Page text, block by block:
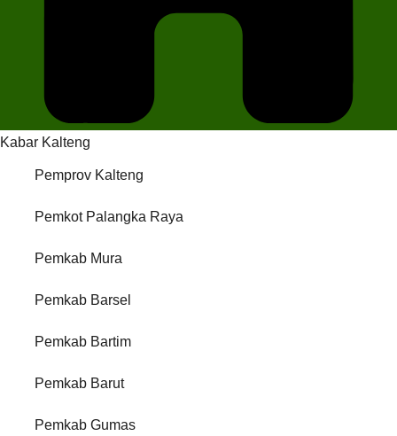
Kabar Kalteng
Pemprov Kalteng
Pemkot Palangka Raya
Pemkab Mura
Pemkab Barsel
Pemkab Bartim
Pemkab Barut
Pemkab Gumas